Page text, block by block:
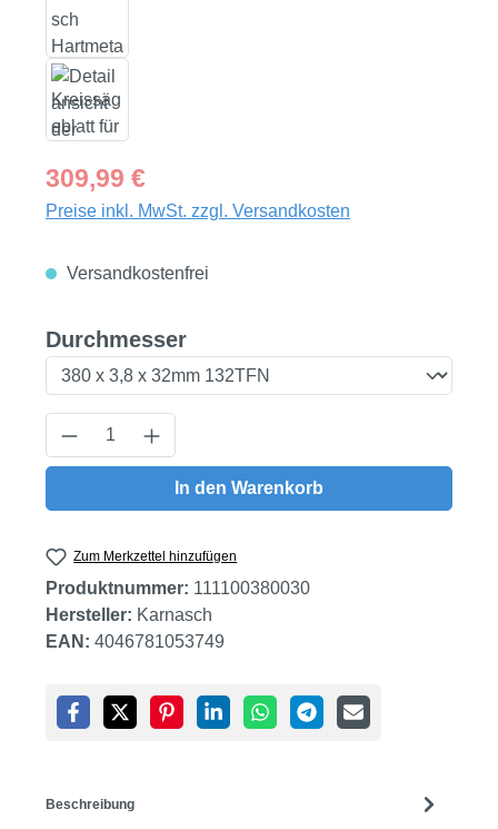
Regulärer Preis:
309,99 €
Preise inkl. MwSt. zzgl. Versandkosten
Versandkostenfrei
Durchmesserauswählen
Produkt Anzahl: Gib den gewünschten
In den Warenkorb
Zum Merkzettel hinzufügen
Produktnummer: 111100380030
Hersteller: Karnasch
EAN: 4046781053749
Beschreibung